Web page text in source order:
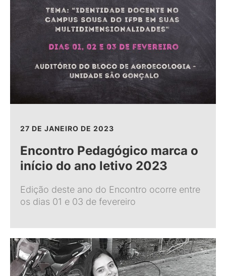
27 DE JANEIRO DE 2023
Encontro Pedagógico marca o
início do ano letivo 2023
Edição deste ano do Encontro ocorre entre
os dias 01 e 03 de fevereiro